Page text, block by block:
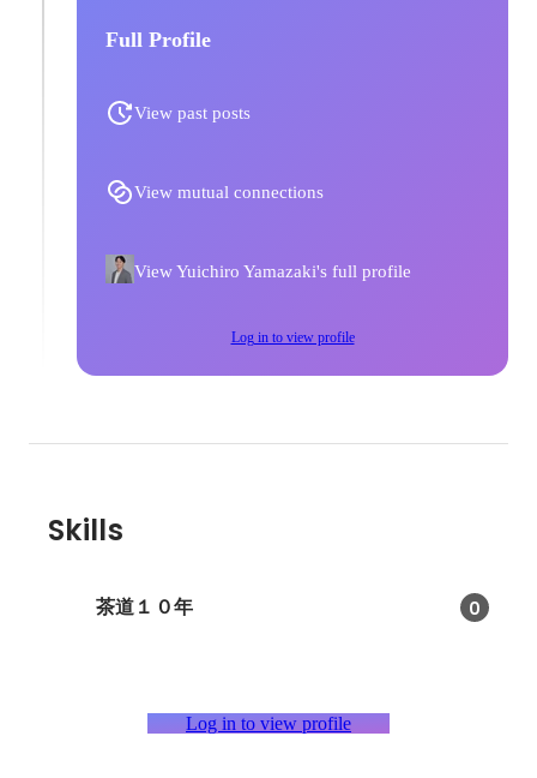
Full Profile
View past posts
View mutual connections
View Yuichiro Yamazaki's full profile
Log in to view profile
Skills
茶道１０年 0
Log in to view profile